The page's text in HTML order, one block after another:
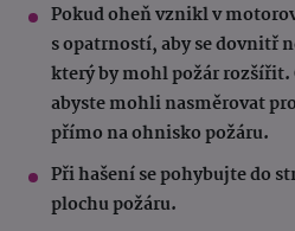
Pokud oheň vznikl v
s opatrností, aby se dovnitř
který by mohl požár
abyste mohli nasměrovat
přímo na ohnisko požáru.
Při hašení se pohybujte do
plochu požáru.